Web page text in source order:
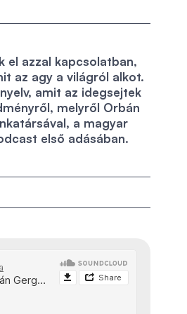
el azzal kapcsolatban,
az agy a világról alkot.
amit az idegsejtek
melyről Orbán
a magyar
első adásában.